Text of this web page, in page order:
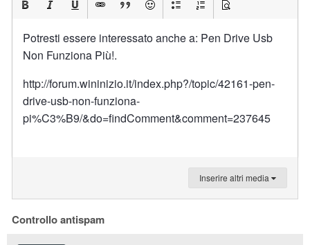
Potresti essere interessato anche a: Pen Drive Usb
Non Funziona Più!.
http://forum.wininizio.it/index.php?/topic/42161-pen-
drive-usb-non-funziona-
pi%C3%B9/&do=findComment&comment=237645
Inserire altri media
Controllo antispam